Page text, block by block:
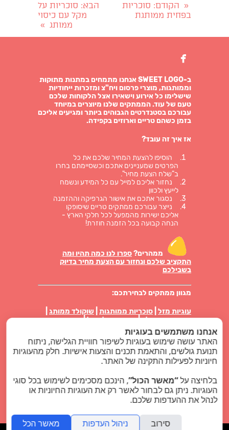
« הקודם: סוכריות
בפחית ממותגת
הבא: סוכריות על
מקל עם כיסוי
ממותג »

ב-SWEET LOGO אנחנו מתמחים במתנות מתוקות
וממותגות, מוצרי פרסום ויח"צ ומזכרות ייחודיות
שישלימו כל אירוע וישאירו אצל הלקוחות שלכם
טעם של עוד. הממתקים שלנו מיוצרים במיוחד
עבורכם בסטנדרטים הגבוהים ביותר ומגיעים אליכם
בזמן כשהם טריים וארוזים בקפידה.
אז איך זה עובד?
הוסיפו להצעת המחיר שלכם את כל
הפרטים שמעניינים אתכם וכשסיימתם בחרו
ב"שלח הצעת מחיר".
נחזור אליכם למייל עם כל המידע ונשמח
לייעץ ולכוון
נסגור אתכם את אישור הגרפיקה וההזמנה
נייצר עבורכם ממתקים טריים שיסופקו
אליכם ישירות מהמפעל לכל חלקי הארץ -
הנחה קבועה בכל הזמנה חוזרת!
ממהרים?ספרו לנו כמה תהיו ומה
התקציב שלכם ונחזור עם הצעת מחיר בדיוק
בשבילכם
מגוון ממתקים לבחירתכם:
עוגיות מזל סוכריות ממותגות שוקולד ממותג
מטבעות שוקולד|סוכריות על מקל|סוכריות
טיקטק ממותגות|פרלינים באריזה אישית
ביסקוויט באריזה|מארזי ממתקים נשיקות מרנג
סוויט לוגו בלוג
כל הזכויות שמורות - סוויט לוגו ממתקים ממותגים
2024 |
קידום אתרים
אנחנו משתמשים בעוגיות
האתר עושה שימוש בעוגיות לשיפור חוויית הגלישה, ניתוח
תנועת גולשים, והתאמת תכנים והצעות אישיות. חלק מהעוגיות
חיוניות לפעילות התקינה של האתר.
בלחיצה על“מאשר הכול”, הינכם מסכימים לשימוש בכל סוגי
העוגיות. ניתן גם לבחור לאשר רק את העוגיות החיוניות או
לנהל את ההעדפות שלכם.
סירוב ניהול העדפות מאשר הכל